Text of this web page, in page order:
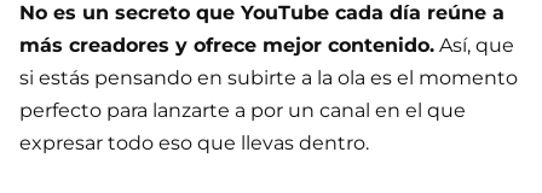
No es un secreto que YouTube cada día reúne a
más creadores y ofrece mejor contenido. Así, que
si estás pensando en subirte a la ola es el momento
perfecto para lanzarte a por un canal en el que
expresar todo eso que llevas dentro.